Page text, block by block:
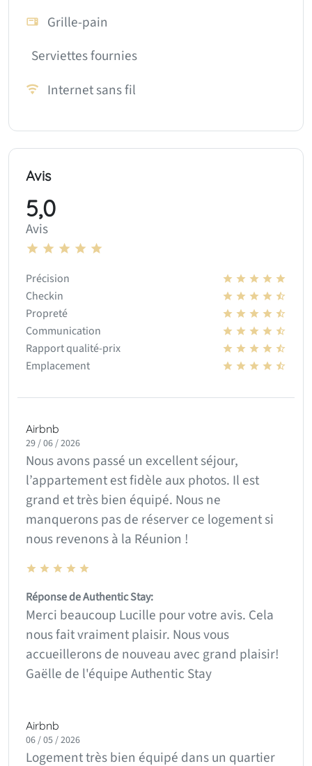
Grille-pain
Serviettes fournies
Internet sans fil
Avis
5,0
Avis
Précision
Checkin
Propreté
Communication
Rapport qualité-prix
Emplacement
Airbnb
29 / 06 / 2026
Nous avons passé un excellent séjour,
l’appartement est fidèle aux photos. Il est
grand et très bien équipé. Nous ne
manquerons pas de réserver ce logement si
nous revenons à la Réunion !
Réponse de Authentic Stay:
Merci beaucoup Lucille pour votre avis. Cela
nous fait vraiment plaisir. Nous vous
accueillerons de nouveau avec grand plaisir!
Gaëlle de l'équipe Authentic Stay
Airbnb
06 / 05 / 2026
Logement très bien équipé dans un quartier